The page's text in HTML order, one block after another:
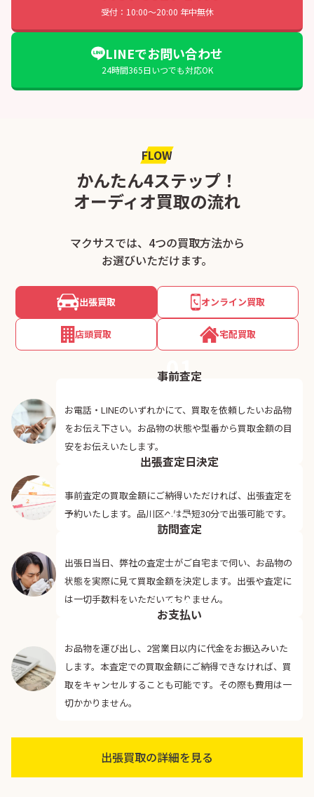
受付：10:00〜20:00 年中無休
LINEでお問い合わせ
24時間365日いつでも対応OK
FLOW
かんたん4ステップ！
オーディオ買取の流れ
マクサスでは、4つの買取方法から
お選びいただけます。
出張買取 オンライン買取
店頭買取 宅配買取
01
事前査定
お電話・LINEのいずれかにて、買取を依頼したいお品物
をお伝え下さい。お品物の状態や型番から買取金額の目
安をお伝えいたします。
02
出張査定日決定
事前査定の買取金額にご納得いただければ、出張査定を
予約いたします。品川区へは最短30分で出張可能です。
03
訪問査定
出張日当日、弊社の査定士がご自宅まで伺い、お品物の
状態を実際に見て買取金額を決定します。出張や査定に
は一切手数料をいただいておりません。
04
お支払い
お品物を運び出し、2営業日以内に代金をお振込みいた
します。本査定での買取金額にご納得できなければ、買
取をキャンセルすることも可能です。その際も費用は一
切かかりません。
出張買取の詳細を見る